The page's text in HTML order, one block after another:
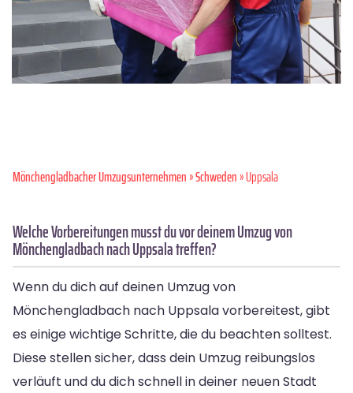
Mönchen­gladbacher Umzugsunternehmen»Schweden» Uppsala
Welche Vorbereitungen musst du vor deinem Umzug von
Mönchengladbach nach Uppsala treffen?
Wenn du dich auf deinen Umzug von
Mönchengladbach nach Uppsala vorbereitest, gibt
es einige wichtige Schritte, die du beachten solltest.
Diese stellen sicher, dass dein Umzug reibungslos
verläuft und du dich schnell in deiner neuen Stadt